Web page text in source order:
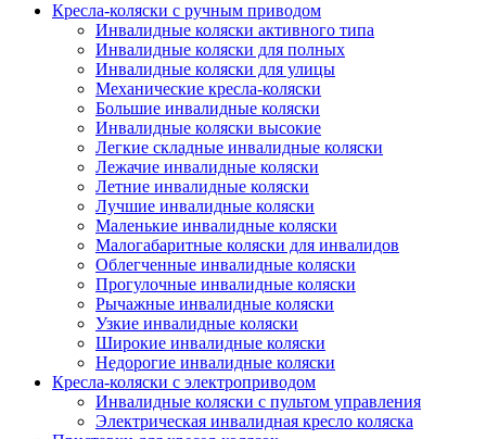
Кресла-коляски с ручным приводом
Инвалидные коляски активного типа
Инвалидные коляски для полных
Инвалидные коляски для улицы
Механические кресла-коляски
Большие инвалидные коляски
Инвалидные коляски высокие
Легкие складные инвалидные коляски
Лежачие инвалидные коляски
Летние инвалидные коляски
Лучшие инвалидные коляски
Маленькие инвалидные коляски
Малогабаритные коляски для инвалидов
Облегченные инвалидные коляски
Прогулочные инвалидные коляски
Рычажные инвалидные коляски
Узкие инвалидные коляски
Широкие инвалидные коляски
Недорогие инвалидные коляски
Кресла-коляски с электроприводом
Инвалидные коляски с пультом управления
Электрическая инвалидная кресло коляска